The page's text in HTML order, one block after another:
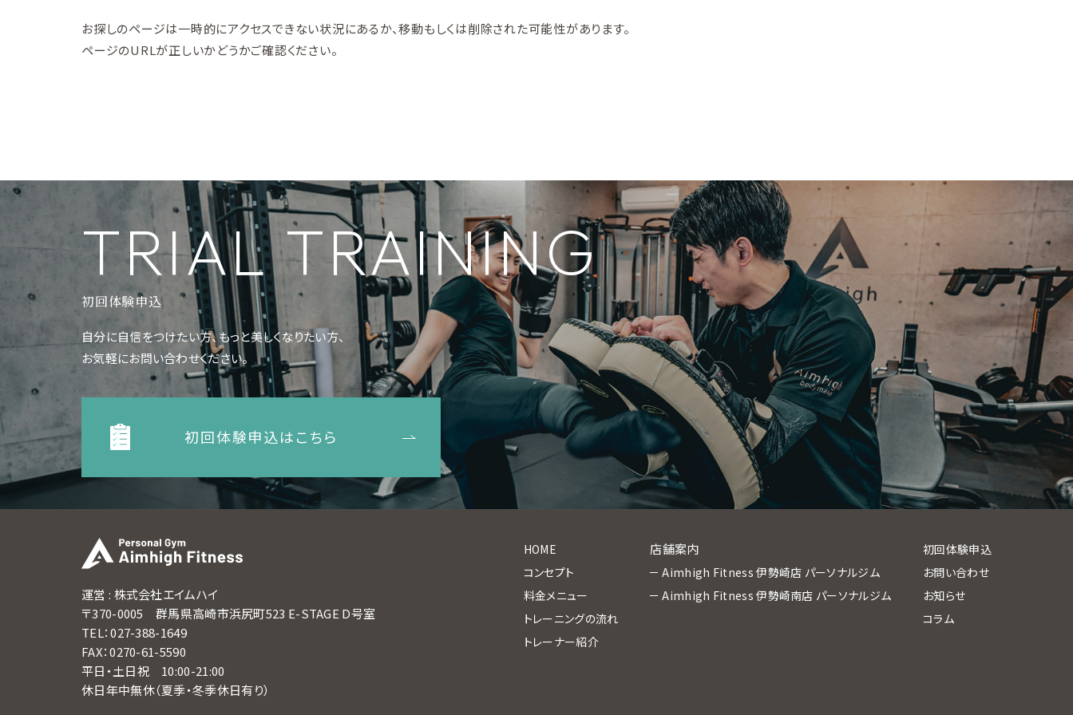
お探しのページは一時的にアクセスできない状況にあるか、移動もしくは削除された可能性があります。
ページのURLが正しいかどうかご確認ください。
TRIAL TRAINING
初回体験申込
自分に自信をつけたい方、もっと美しくなりたい方、
お気軽にお問い合わせください。
初回体験申込はこちら
運営 : 株式会社エイムハイ
〒370-0005 群馬県高崎市浜尻町523 E-STAGE D号室
TEL：027-388-1649
FAX：0270-61-5590
平日・土日祝 10:00-21:00
休日年中無休（夏季・冬季休日有り）
HOME
コンセプト
料金メニュー
トレーニングの流れ
トレーナー紹介
店舗案内
Aimhigh Fitness 伊勢崎店 パーソナルジム
Aimhigh Fitness 伊勢崎南店 パーソナルジム
初回体験申込
お問い合わせ
お知らせ
コラム